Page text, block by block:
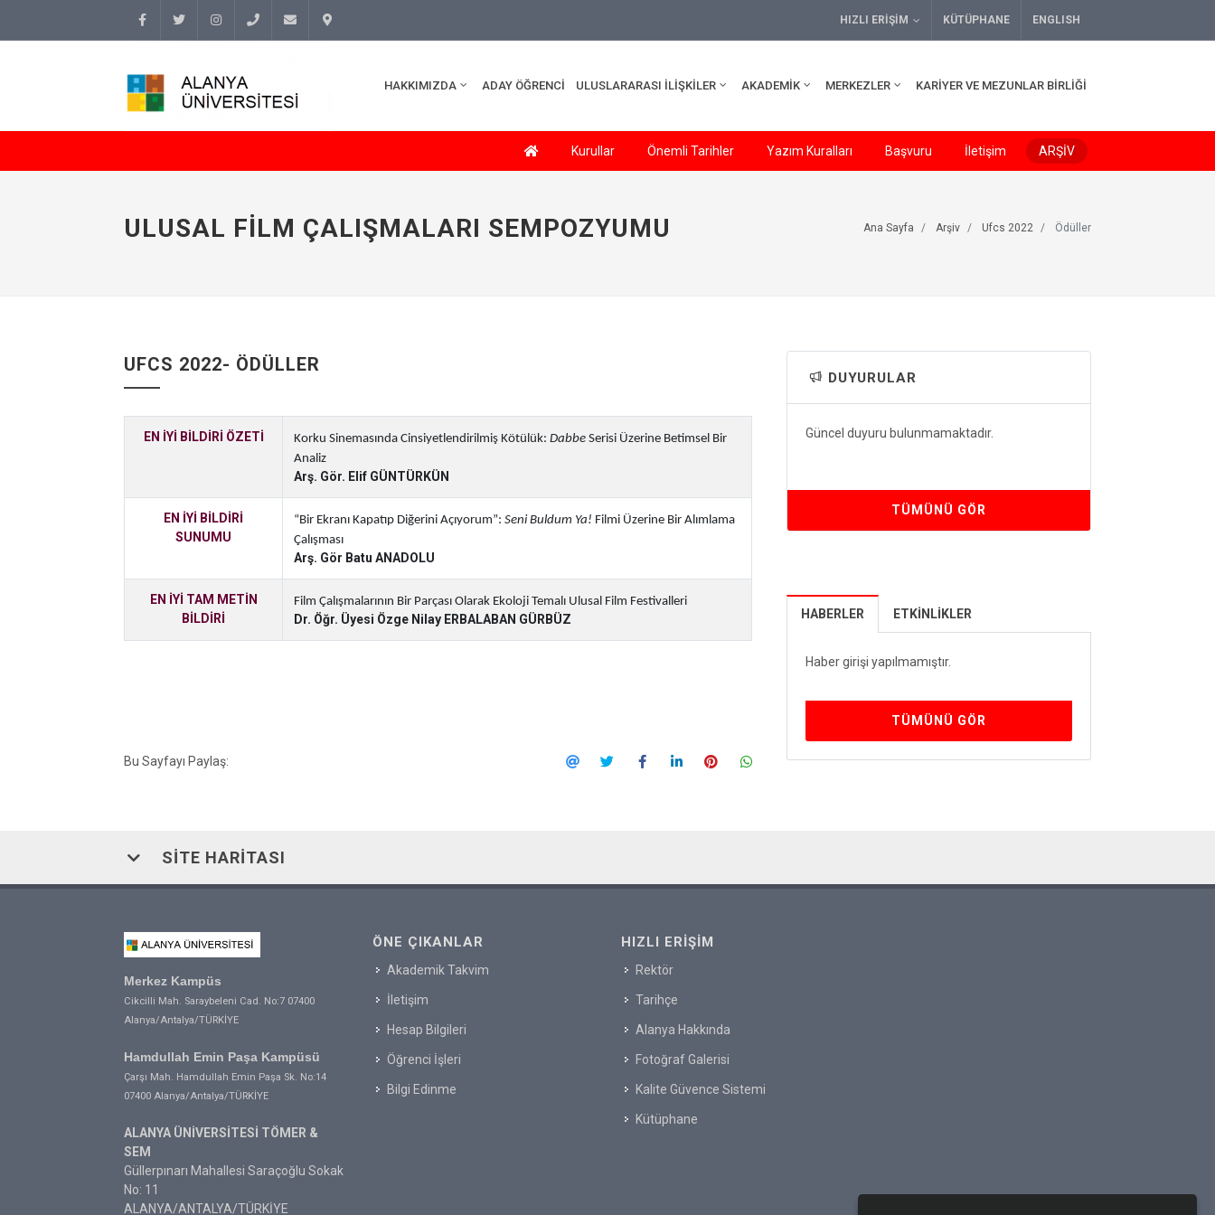
242)
HIZLI ERIŞIM KÜTÜPHANE ENGLISH
HAKKIMIZDA ADAY ÖĞRENCİ ULUSLARARASI İLİŞKİLER AKADEMİK MERKEZLER KARIYER VE MEZUNLAR BIRLIĞI
Kurullar Önemli Tarihler Yazım Kuralları Başvuru İletişim ARŞİV
ULUSAL FILM ÇALIŞMALARI SEMPOZYUMU Ana Sayfa Arşiv Ufcs 2022 Ödüller
UFCS 2022- ÖDÜLLER
EN İYİ BİLDİRİ ÖZETİ Korku Sinemasında Cinsiyetlendirilmiş Kötülük: Dabbe Serisi Üzerine Betimsel Bir
Analiz
Arş. Gör. Elif GÜNTÜRKÜN
EN İYİ BİLDİRİ
SUNUMU
“Bir Ekranı Kapatıp Diğerini Açıyorum”: Seni Buldum Ya! Filmi Üzerine Bir Alımlama
Çalışması
Arş. Gör Batu ANADOLU
EN İYİ TAM METİN
BİLDİRİ
Film Çalışmalarının Bir Parçası Olarak Ekoloji Temalı Ulusal Film Festivalleri
Dr. Öğr. Üyesi Özge Nilay ERBALABAN GÜRBÜZ
Bu Sayfayı Paylaş:
DUYURULAR
Güncel duyuru bulunmamaktadır.
TÜMÜNÜ GÖR
HABERLER ETKINLIKLER
Haber girişi yapılmamıştır.
TÜMÜNÜ GÖR
SITE HARITASI
Merkez Kampüs
Cikcilli Mah. Saraybeleni Cad. No:7 07400
Alanya/Antalya/TÜRKİYE
Hamdullah Emin Paşa Kampüsü
Çarşı Mah. Hamdullah Emin Paşa Sk. No:14
07400 Alanya/Antalya/TÜRKİYE
ALANYA ÜNİVERSİTESİ TÖMER &
SEM
Güllerpınarı Mahallesi Saraçoğlu Sokak
No: 11
ALANYA/ANTALYA/TÜRKİYE
ÖNE ÇIKANLAR
Akademik Takvim
İletişim
Hesap Bilgileri
Öğrenci İşleri
Bilgi Edinme
HIZLI ERIŞIM
Rektör
Tarihçe
Alanya Hakkında
Fotoğraf Galerisi
Kalite Güvence Sistemi
Kütüphane